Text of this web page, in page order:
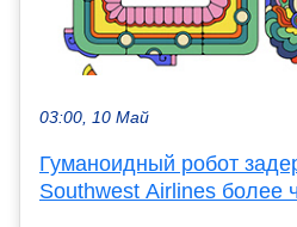
03:00, 10 Май
Гуманоидный робот
Southwest Airlines более